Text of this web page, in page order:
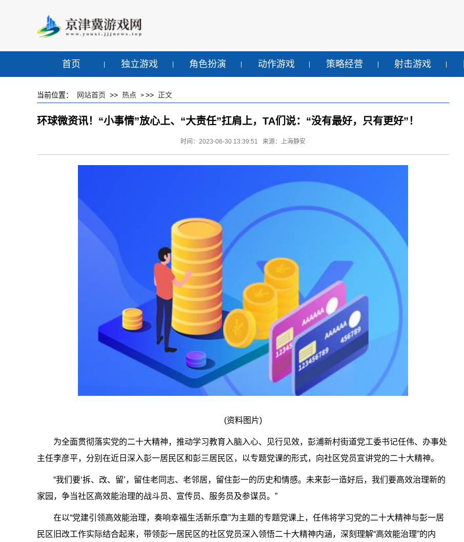
首页 独立游戏 角色扮演 动作游戏 策略经营 射击游戏
当前位置： 网站首页 >> 热点 > >> 正文
环球微资讯！“小事情”放心上、“大责任”扛肩上，TA们说：“没有最好，只有更好”！
时间：2023-06-30 13:39:51 来源：上海静安
(资料图片)
为全面贯彻落实党的二十大精神，推动学习教育入脑入心、见行见效，彭浦新村街道党工委书记任伟、办事处
主任李彦平，分别在近日深入彭一居民区和彭三居民区，以专题党课的形式，向社区党员宣讲党的二十大精神。
“我们要‘拆、改、留’，留住老同志、老邻居，留住彭一的历史和情感。未来彭一造好后，我们要高效治理新的
家园，争当社区高效能治理的战斗员、宣传员、服务员及参谋员。”
在以“党建引领高效能治理，奏响幸福生活新乐章”为主题的专题党课上，任伟将学习党的二十大精神与彭一居
民区旧改工作实际结合起来，带领彭一居民区的社区党员深入领悟二十大精神内涵，深刻理解“高效能治理”的内